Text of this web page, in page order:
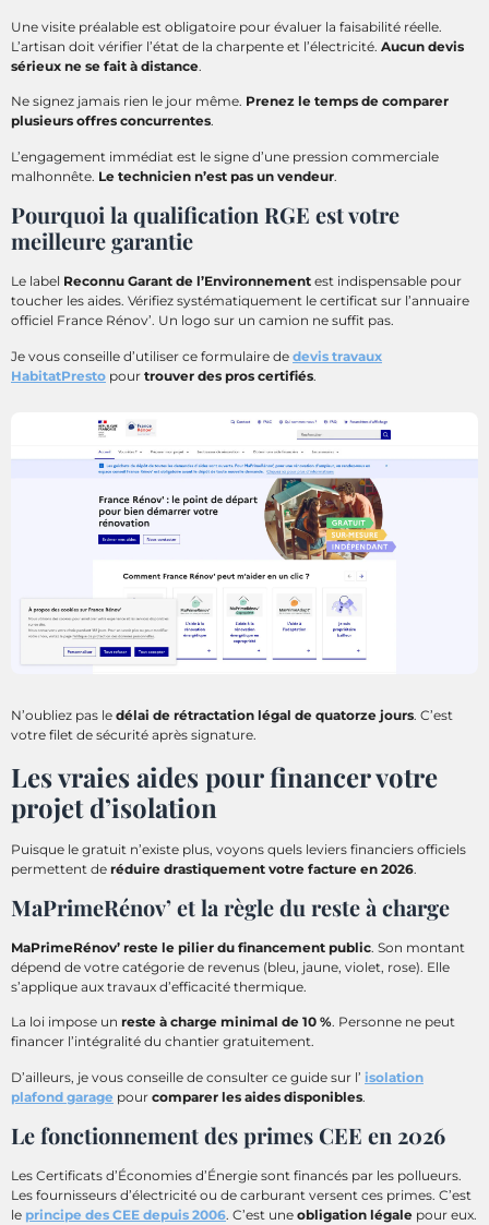
Une visite préalable est obligatoire pour évaluer la faisabilité réelle.
L’artisan doit vérifier l’état de la charpente et l’électricité. Aucun devis
sérieux ne se fait à distance.
Ne signez jamais rien le jour même. Prenez le temps de comparer
plusieurs offres concurrentes.
L’engagement immédiat est le signe d’une pression commerciale
malhonnête. Le technicien n’est pas un vendeur.
Pourquoi la qualification RGE est votre
meilleure garantie
Le label Reconnu Garant de l’Environnement est indispensable pour
toucher les aides. Vérifiez systématiquement le certificat sur l’annuaire
officiel France Rénov’. Un logo sur un camion ne suffit pas.
Je vous conseille d’utiliser ce formulaire de devis travaux
HabitatPresto pour trouver des pros certifiés.
N’oubliez pas le délai de rétractation légal de quatorze jours. C’est
votre filet de sécurité après signature.
Les vraies aides pour financer votre
projet d’isolation
Puisque le gratuit n’existe plus, voyons quels leviers financiers officiels
permettent de réduire drastiquement votre facture en 2026.
MaPrimeRénov’ et la règle du reste à charge
MaPrimeRénov’ reste le pilier du financement public. Son montant
dépend de votre catégorie de revenus (bleu, jaune, violet, rose). Elle
s’applique aux travaux d’efficacité thermique.
La loi impose un reste à charge minimal de 10 %. Personne ne peut
financer l’intégralité du chantier gratuitement.
D’ailleurs, je vous conseille de consulter ce guide sur l’ isolation
plafond garage pour comparer les aides disponibles.
Le fonctionnement des primes CEE en 2026
Les Certificats d’Économies d’Énergie sont financés par les pollueurs.
Les fournisseurs d’électricité ou de carburant versent ces primes. C’est
le principe des CEE depuis 2006. C’est une obligation légale pour eux.